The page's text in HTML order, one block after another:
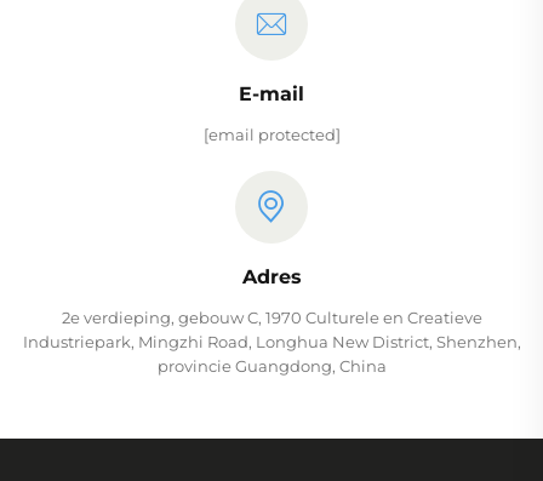
E-mail
[email protected]
Adres
2e verdieping, gebouw C, 1970 Culturele en Creatieve
Industriepark, Mingzhi Road, Longhua New District, Shenzhen,
provincie Guangdong, China